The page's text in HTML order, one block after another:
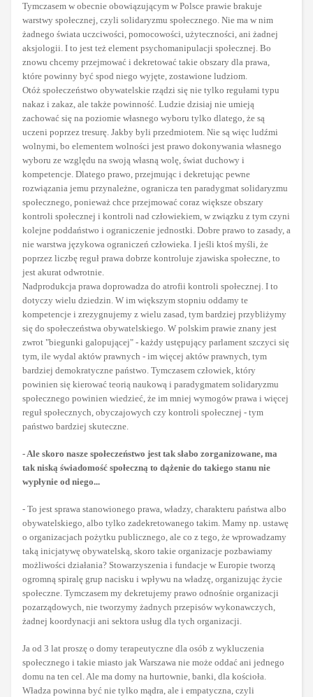
Tymczasem w obecnie obowiązującym w Polsce prawie brakuje
warstwy społecznej, czyli solidaryzmu społecznego. Nie ma w nim
żadnego świata uczciwości, pomocowości, użyteczności, ani żadnej
aksjologii. I to jest też element psychomanipulacji społecznej. Bo
znowu chcemy przejmować i dekretować takie obszary dla prawa,
które powinny być spod niego wyjęte, zostawione ludziom.
Otóż społeczeństwo obywatelskie rządzi się nie tylko regułami typu
nakaz i zakaz, ale także powinność. Ludzie dzisiaj nie umieją
zachować się na poziomie własnego wyboru tylko dlatego, że są
uczeni poprzez tresurę. Jakby byli przedmiotem. Nie są więc ludźmi
wolnymi, bo elementem wolności jest prawo dokonywania własnego
wyboru ze względu na swoją własną wolę, świat duchowy i
kompetencje. Dlatego prawo, przejmując i dekretując pewne
rozwiązania jemu przynależne, ogranicza ten paradygmat solidaryzmu
społecznego, ponieważ chce przejmować coraz większe obszary
kontroli społecznej i kontroli nad człowiekiem, w związku z tym czyni
kolejne poddaństwo i ograniczenie jednostki. Dobre prawo to zasady, a
nie warstwa językowa ograniczeń człowieka. I jeśli ktoś myśli, że
poprzez liczbę reguł prawa dobrze kontroluje zjawiska społeczne, to
jest akurat odwrotnie.
Nadprodukcja prawa doprowadza do atrofii kontroli społecznej. I to
dotyczy wielu dziedzin. W im większym stopniu oddamy te
kompetencje i zrezygnujemy z wielu zasad, tym bardziej przybliżymy
się do społeczeństwa obywatelskiego. W polskim prawie znany jest
zwrot "biegunki galopującej" - każdy ustępujący parlament szczyci się
tym, ile wydal aktów prawnych - im więcej aktów prawnych, tym
bardziej demokratyczne państwo. Tymczasem człowiek, który
powinien się kierować teorią naukową i paradygmatem solidaryzmu
społecznego powinien wiedzieć, że im mniej wymogów prawa i więcej
reguł społecznych, obyczajowych czy kontroli społecznej - tym
państwo bardziej skuteczne.
- Ale skoro nasze społeczeństwo jest tak słabo zorganizowane, ma
tak niską świadomość społeczną to dążenie do takiego stanu nie
wypłynie od niego...
- To jest sprawa stanowionego prawa, władzy, charakteru państwa albo
obywatelskiego, albo tylko zadekretowanego takim. Mamy np. ustawę
o organizacjach pożytku publicznego, ale co z tego, że wprowadzamy
taką inicjatywę obywatelską, skoro takie organizacje pozbawiamy
możliwości działania? Stowarzyszenia i fundacje w Europie tworzą
ogromną spiralę grup nacisku i wpływu na władzę, organizując życie
społeczne. Tymczasem my dekretujemy prawo odnośnie organizacji
pozarządowych, nie tworzymy żadnych przepisów wykonawczych,
żadnej koordynacji ani sektora usług dla tych organizacji.
Ja od 3 lat proszę o domy terapeutyczne dla osób z wykluczenia
społecznego i takie miasto jak Warszawa nie może oddać ani jednego
domu na ten cel. Ale ma domy na hurtownie, banki, dla kościoła.
Władza powinna być nie tylko mądra, ale i empatyczna, czyli